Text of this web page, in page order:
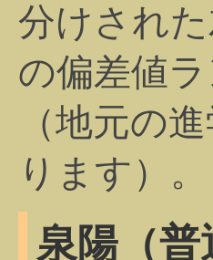
分けされ
の偏差値
（地元の
ります）。
泉陽（普